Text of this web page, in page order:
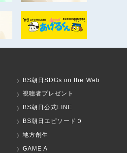
BS朝日SDGs on the Web
視聴者プレゼント
BS朝日公式LINE
BS朝日エピソード０
地方創生
GAME A